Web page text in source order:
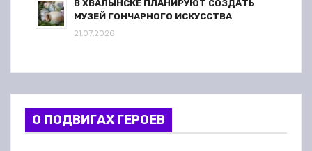
В ХВАЛЫНСКЕ ПЛАНИРУЮТ СОЗДАТЬ
МУЗЕЙ ГОНЧАРНОГО ИСКУССТВА
21.07.2026
О ПОДВИГАХ ГЕРОЕВ